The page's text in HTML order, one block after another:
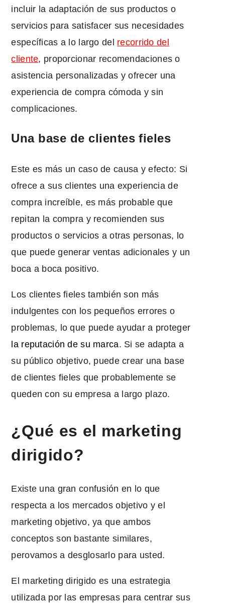
incluir la adaptación de sus productos o
servicios para satisfacer sus necesidades
específicas a lo largo del recorrido del
cliente, proporcionar recomendaciones o
asistencia personalizadas y ofrecer una
experiencia de compra cómoda y sin
complicaciones.
Una base de clientes fieles
Este es más un caso de causa y efecto: Si
ofrece a sus clientes una experiencia de
compra increíble, es más probable que
repitan la compra y recomienden sus
productos o servicios a otras personas, lo
que puede generar ventas adicionales y un
boca a boca positivo.
Los clientes fieles también son más
indulgentes con los pequeños errores o
problemas, lo que puede ayudar a proteger
la reputación de su marca. Si se adapta a
su público objetivo, puede crear una base
de clientes fieles que probablemente se
queden con su empresa a largo plazo.
¿Qué es el marketing
dirigido?
Existe una gran confusión en lo que
respecta a los mercados objetivo y el
marketing objetivo, ya que ambos
conceptos son bastante similares,
perovamos a desglosarlo para usted.
El marketing dirigido es una estrategia
utilizada por las empresas para centrar sus